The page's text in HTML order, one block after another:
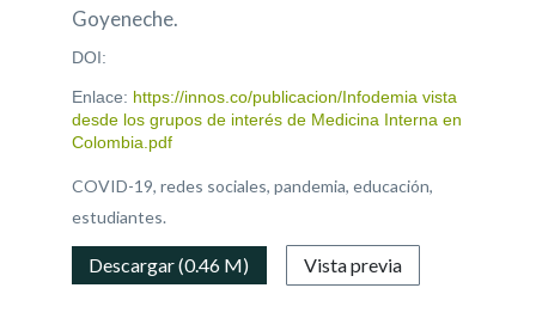
Goyeneche.
DOI:
Enlace: https://innos.co/publicacion/Infodemia vista
desde los grupos de interés de Medicina Interna en
Colombia.pdf
COVID-19, redes sociales, pandemia, educación,
estudiantes.
Descargar (0.46 M) Vista previa